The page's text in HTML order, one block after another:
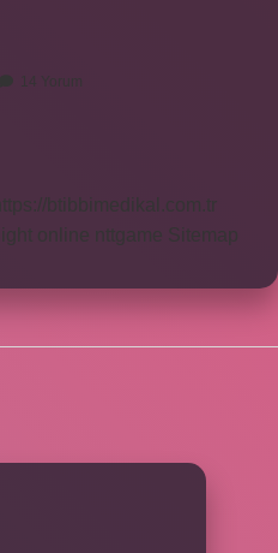
14 Yorum
https://btibbimedikal.com.tr
online nttgame Sitemap